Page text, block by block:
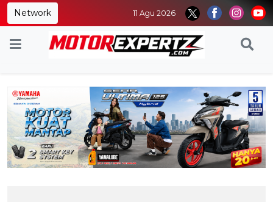
Network 11 Agu 2026